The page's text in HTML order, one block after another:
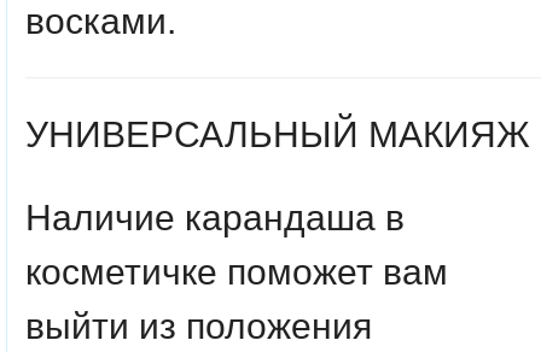
восками.
УНИВЕРСАЛЬНЫЙ МАКИЯЖ
Наличие карандаша в
косметичке поможет вам
выйти из положения